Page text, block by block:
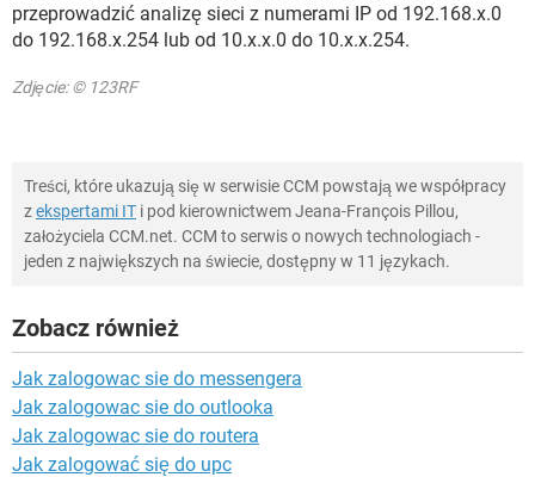
przeprowadzić analizę sieci z numerami IP od 192.168.x.0
do 192.168.x.254 lub od 10.x.x.0 do 10.x.x.254.
Zdjęcie: © 123RF
Treści, które ukazują się w serwisie CCM powstają we współpracy
zekspertami IT i pod kierownictwem Jeana-François Pillou,
założyciela CCM.net. CCM to serwis o nowych technologiach -
jeden z największych na świecie, dostępny w 11 językach.
Zobacz również
Jak zalogowac sie do messengera
Jak zalogowac sie do outlooka
Jak zalogowac sie do routera
Jak zalogować się do upc